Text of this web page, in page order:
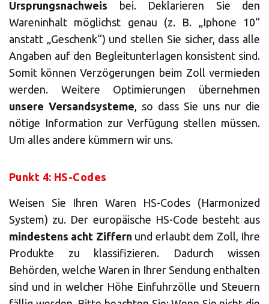
Ursprungsnachweis bei. Deklarieren Sie den
Wareninhalt möglichst genau (z. B. „Iphone 10“
anstatt „Geschenk“) und stellen Sie sicher, dass alle
Angaben auf den Begleitunterlagen konsistent sind.
Somit können Verzögerungen beim Zoll vermieden
werden. Weitere Optimierungen übernehmen
unsere Versandsysteme, so dass Sie uns nur die
nötige Information zur Verfügung stellen müssen.
Um alles andere kümmern wir uns.
Punkt 4: HS-Codes
Weisen Sie Ihren Waren HS-Codes (Harmonized
System) zu. Der europäische HS-Code besteht aus
mindestens acht Ziffern und erlaubt dem Zoll, Ihre
Produkte zu klassifizieren. Dadurch wissen
Behörden, welche Waren in Ihrer Sendung enthalten
sind und in welcher Höhe Einfuhrzölle und Steuern